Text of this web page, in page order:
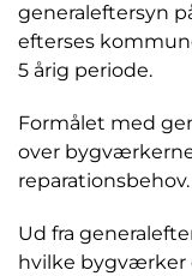
generaleftersyn
efterses
5 årig periode.
Formålet med
over
reparationsbehov.
Ud fra
hvilke bygværker